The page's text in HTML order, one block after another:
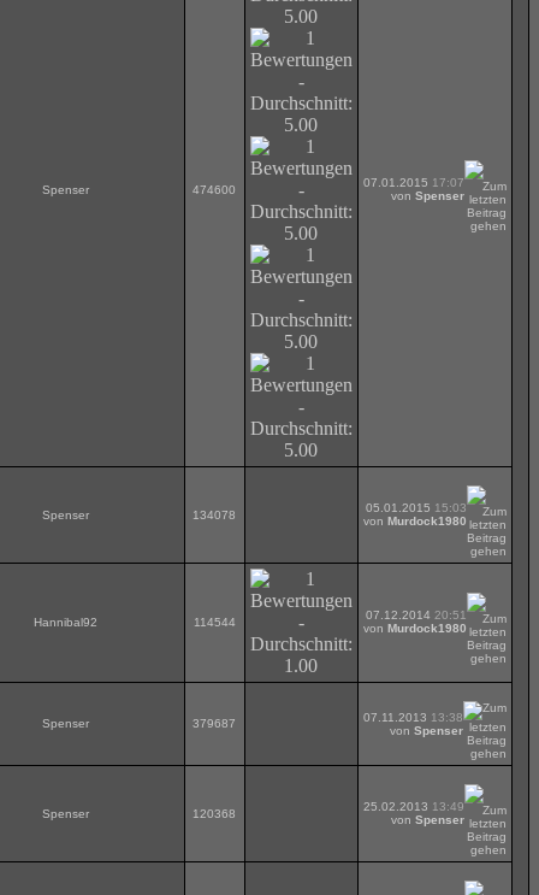
Spenser 474600
07.01.2015 17:07
von Spenser
Spenser 134078
05.01.2015 15:03
von Murdock1980
Hannibal92 114544
07.12.2014 20:51
von Murdock1980
Spenser 379687 07.11.2013 13:38
von Spenser
Spenser 120368
25.02.2013 13:49
von Spenser